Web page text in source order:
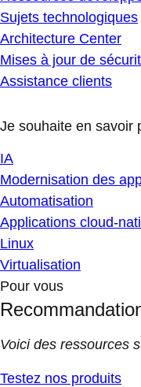
Sujets technologiques
Architecture Center
Mises à jour de
Assistance clients
Je souhaite en savoir
IA
Modernisation des
Automatisation
Applications cloud-
Linux
Virtualisation
Pour vous
Voici des ressources
Testez nos produits